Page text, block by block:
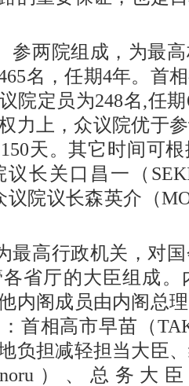
参两院组成，为最
名，任期4年。首
院定员为248名,任
力上，众议院优于
天。其它时间可
长关口昌一（
议院议长森英介（
最高行政机关，对
省厅的大臣组成
内阁成员由内阁总
首相高市早苗（
负担减轻担当大臣
）、总务大